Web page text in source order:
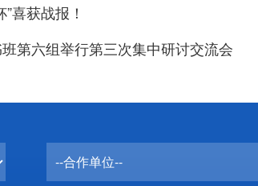
喜获战报！
第六组举行第三次集中研讨交流会